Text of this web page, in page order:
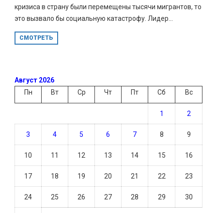
кризиса в страну были перемещены тысячи мигрантов, то
это вызвало бы социальную катастрофу. Лидер...
СМОТРЕТЬ
Август 2026
Пн
Вт Ср Чт Пт Сб Вс
1 2
3 4 5 6 7 8 9
10 11 12 13 14 15 16
17 18 19 20 21 22 23
24 25 26 27 28 29 30